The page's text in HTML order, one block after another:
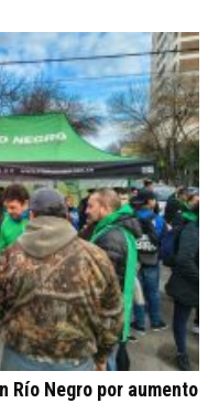
Río Negro por aumento